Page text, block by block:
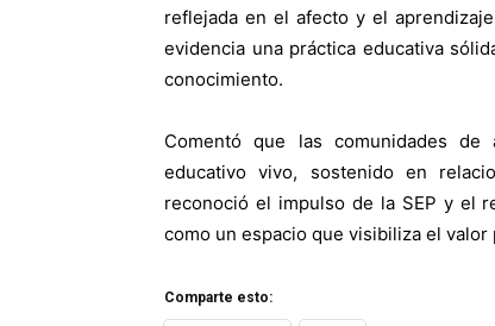
reflejada en el afecto y el
evidencia una práctica educativa
conocimiento.
Comentó que las comunidades
educativo vivo, sostenido en
reconoció el impulso de la SEP y el
como un espacio que visibiliza el
Comparte esto: